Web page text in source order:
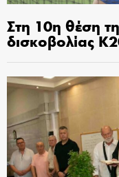
Στη 10η θέση
δισκοβολίας